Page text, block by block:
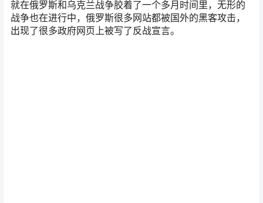
就在俄罗斯和乌克兰战争胶着了一个多月时间里，无形的
战争也在进行中，俄罗斯很多网站都被国外的黑客攻击，
出现了很多政府网页上被写了反战宣言。